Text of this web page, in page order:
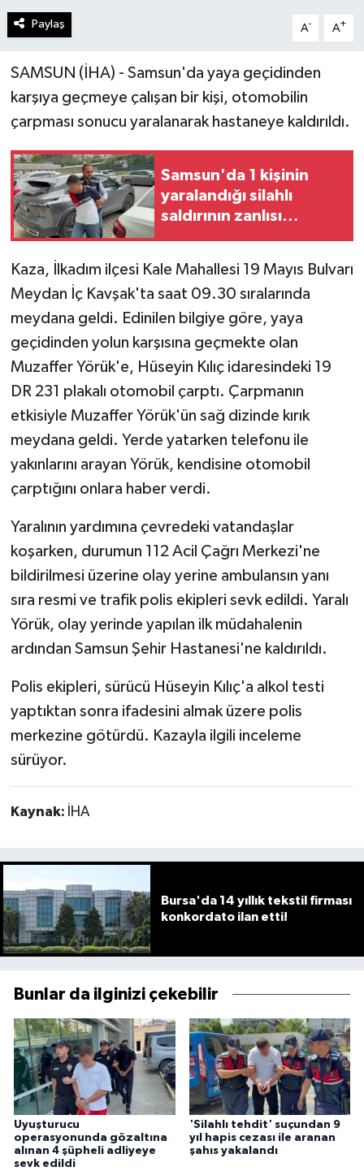
Paylaş A- A+
SAMSUN (İHA) - Samsun'da yaya geçidinden
karşıya geçmeye çalışan bir kişi, otomobilin
çarpması sonucu yaralanarak hastaneye kaldırıldı.
Samsun'da 1 kişinin
yaralandığı silahlı
saldırının zanlısı
Kaza, İlkadım ilçesi Kale Mahallesi 19 Mayıs Bulvarı
Meydan İç Kavşak'ta saat 09.30 sıralarında
meydana geldi. Edinilen bilgiye göre, yaya
geçidinden yolun karşısına geçmekte olan
Muzaffer Yörük'e, Hüseyin Kılıç idaresindeki 19
DR 231 plakalı otomobil çarptı. Çarpmanın
etkisiyle Muzaffer Yörük'ün sağ dizinde kırık
meydana geldi. Yerde yatarken telefonu ile
yakınlarını arayan Yörük, kendisine otomobil
çarptığını onlara haber verdi.
Yaralının yardımına çevredeki vatandaşlar
koşarken, durumun 112 Acil Çağrı Merkezi'ne
bildirilmesi üzerine olay yerine ambulansın yanı
sıra resmi ve trafik polis ekipleri sevk edildi. Yaralı
Yörük, olay yerinde yapılan ilk müdahalenin
ardından Samsun Şehir Hastanesi'ne kaldırıldı.
Polis ekipleri, sürücü Hüseyin Kılıç'a alkol testi
yaptıktan sonra ifadesini almak üzere polis
merkezine götürdü. Kazayla ilgili inceleme
sürüyor.
Kaynak: İHA
Bursa'da 14 yıllık tekstil firması
konkordato ilan etti!
Bunlar da ilginizi çekebilir
Uyuşturucu
operasyonunda gözaltına
alınan 4 şüpheli adliyeye
sevk edildi
'Silahlı tehdit' suçundan 9
yıl hapis cezası ile aranan
şahıs yakalandı